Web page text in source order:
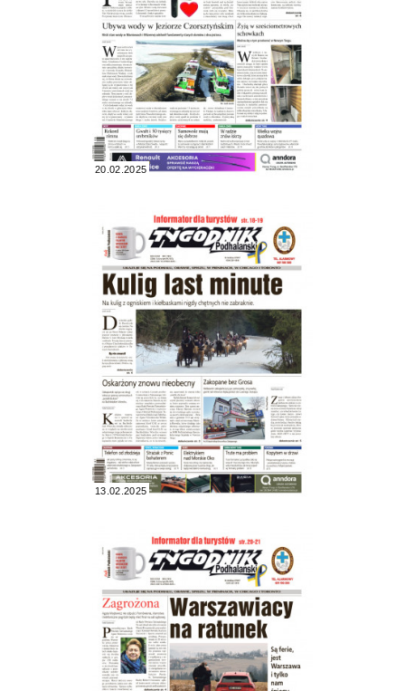
20.02.2025
13.02.2025